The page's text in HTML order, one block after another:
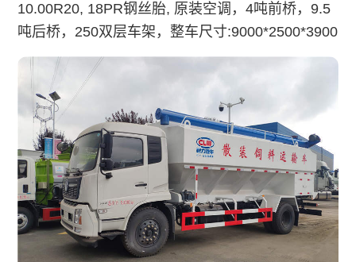
10.00R20, 18PR钢丝胎, 原装空调，4吨前桥，9.5
吨后桥，250双层车架，整车尺寸:9000*2500*3900